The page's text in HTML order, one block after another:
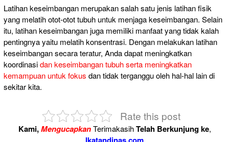
Latihan keseimbangan merupakan salah satu jenis latihan fisik
yang melatih otot-otot tubuh untuk menjaga keseimbangan. Selain
itu, latihan keseimbangan juga memiliki manfaat yang tidak kalah
pentingnya yaitu melatih konsentrasi. Dengan melakukan latihan
keseimbangan secara teratur, Anda dapat meningkatkan
koordinasidan keseimbangan tubuh serta meningkatkan
kemampuan untuk fokus dan tidak terganggu oleh hal-hal lain di
sekitar kita.
Rate this post
Kami,MengucapkanTerimakasihTelah Berkunjung ke,